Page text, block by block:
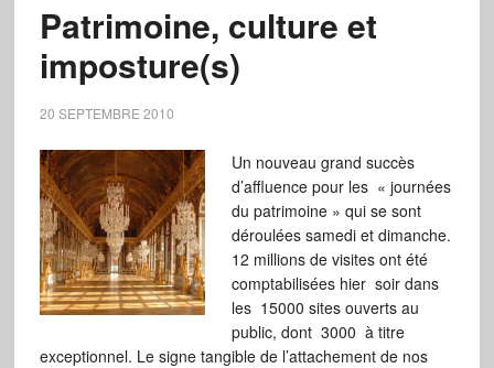
Patrimoine, culture et
imposture(s)
20 SEPTEMBRE 2010
Un nouveau grand succès
d’affluence pour les « journées
du patrimoine » qui se sont
déroulées samedi et dimanche.
12 millions de visites ont été
comptabilisées hier soir dans
les 15000 sites ouverts au
public, dont 3000 à titre
exceptionnel. Le signe tangible de l’attachement de nos